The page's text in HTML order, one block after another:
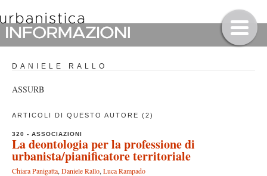
DANIELE RALLO
ASSURB
ARTICOLI DI QUESTO AUTORE (2)
320 - ASSOCIAZIONI
La deontologia per la professione di
urbanista/pianificatore territoriale
Chiara Panigatta, Daniele Rallo, Luca Rampado